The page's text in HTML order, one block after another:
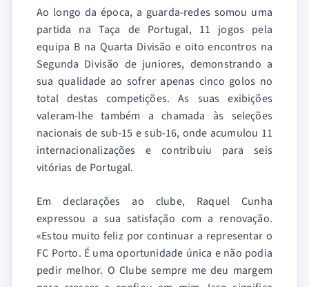
Ao longo da época, a guarda-redes somou uma
partida na Taça de Portugal, 11 jogos pela
equipa B na Quarta Divisão e oito encontros na
Segunda Divisão de juniores, demonstrando a
sua qualidade ao sofrer apenas cinco golos no
total destas competições. As suas exibições
valeram-lhe também a chamada às seleções
nacionais de sub-15 e sub-16, onde acumulou 11
internacionalizações e contribuiu para seis
vitórias de Portugal.
Em declarações ao clube, Raquel Cunha
expressou a sua satisfação com a renovação.
«Estou muito feliz por continuar a representar o
FC Porto. É uma oportunidade única e não podia
pedir melhor. O Clube sempre me deu margem